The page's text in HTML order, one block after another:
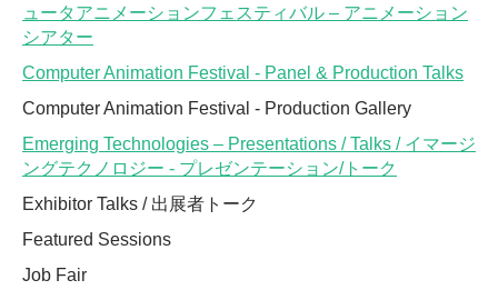
ュータアニメーションフェスティバル – アニメーション
シアター
Computer Animation Festival - Panel & Production Talks
Computer Animation Festival - Production Gallery
Emerging Technologies – Presentations / Talks / イマージ
ングテクノロジー - プレゼンテーション/トーク
Exhibitor Talks / 出展者トーク
Featured Sessions
Job Fair